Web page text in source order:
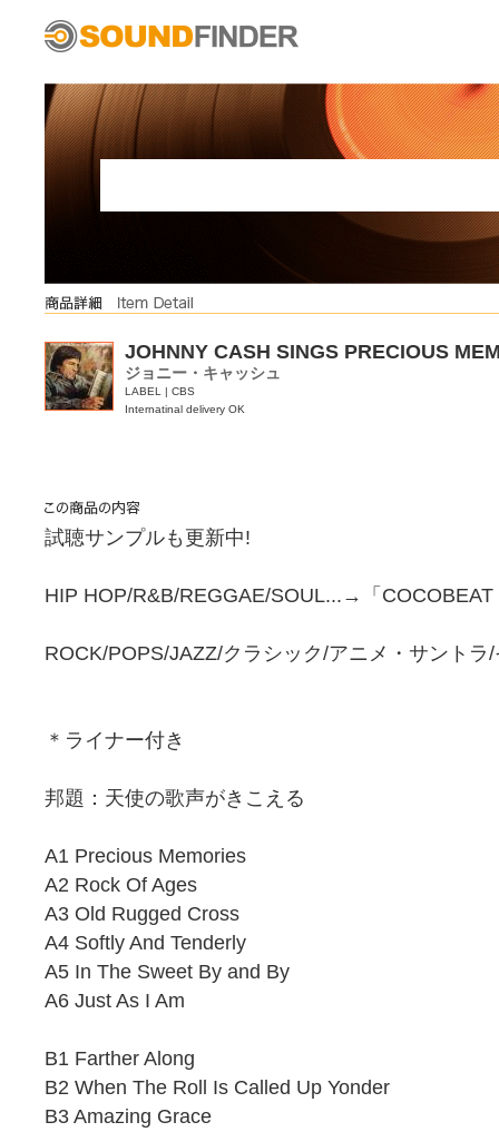
JOHNNY CASH SINGS PRECIOUS
ジョニー・キャッシュ
LABEL | CBS
Internatinal delivery OK
試聴サンプルも更新中!
HIP HOP/R&B/REGGAE/SOUL...→「COCOBEAT
ROCK/POPS/JAZZ/クラシック/アニメ・サント
＊ライナー付き
邦題：天使の歌声がきこえる
A1 Precious Memories
A2 Rock Of Ages
A3 Old Rugged Cross
A4 Softly And Tenderly
A5 In The Sweet By and By
A6 Just As I Am
B1 Farther Along
B2 When The Roll Is Called Up Yonder
B3 Amazing Grace